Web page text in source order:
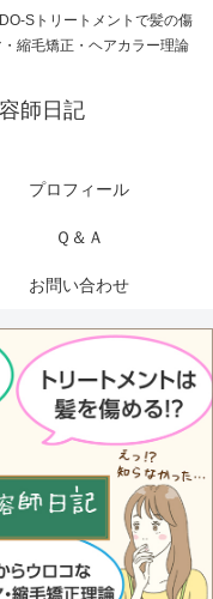
Sトリートメントで髪の傷
縮毛矯正・ヘアカラー理論
師日記
プロフィール
Ｑ＆Ａ
お問い合わせ